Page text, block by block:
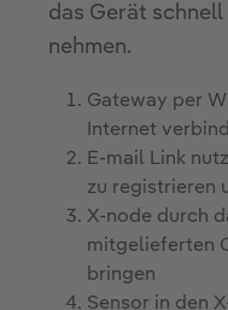
das Gerät
nehmen.
Gateway per
Internet
E-mail Link
zu registrieren
X-node durch
mitgelieferten
bringen
Sensor in den